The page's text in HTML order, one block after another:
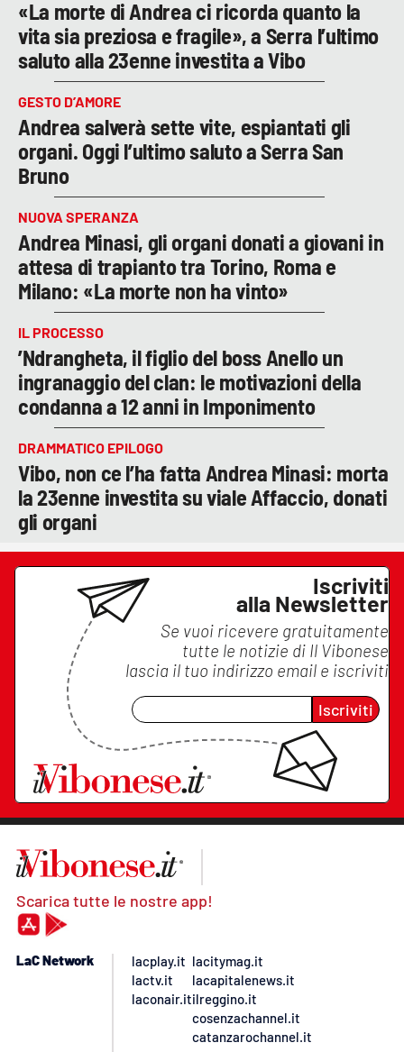
«La morte di Andrea ci ricorda quanto la
vita sia preziosa e fragile», a Serra l’ultimo
saluto alla 23enne investita a Vibo
GESTO D’AMORE
Andrea salverà sette vite, espiantati gli
organi. Oggi l’ultimo saluto a Serra San
Bruno
NUOVA SPERANZA
Andrea Minasi, gli organi donati a giovani in
attesa di trapianto tra Torino, Roma e
Milano: «La morte non ha vinto»
IL PROCESSO
’Ndrangheta, il figlio del boss Anello un
ingranaggio del clan: le motivazioni della
condanna a 12 anni in Imponimento
DRAMMATICO EPILOGO
Vibo, non ce l’ha fatta Andrea Minasi: morta
la 23enne investita su viale Affaccio, donati
gli organi
Iscriviti
alla Newsletter
Se vuoi ricevere gratuitamente
tutte le notizie di Il Vibonese
lascia il tuo indirizzo email e iscriviti
Iscriviti
Scarica tutte le nostre app!
LaC Network
lacplay.it
lactv.it
laconair.it
lacitymag.it
lacapitalenews.it
ilreggino.it
cosenzachannel.it
catanzarochannel.it